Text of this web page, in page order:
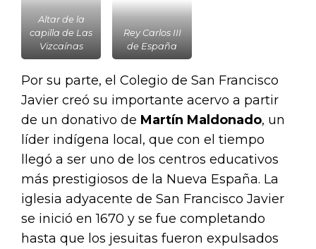
Altar de la
capilla de Las
Vizcaínas
Rey Carlos III
de España
Por su parte, el Colegio de San Francisco
Javier creó su importante acervo a partir
de un donativo de Martín Maldonado, un
líder indígena local, que con el tiempo
llegó a ser uno de los centros educativos
más prestigiosos de la Nueva España. La
iglesia adyacente de San Francisco Javier
se inició en 1670 y se fue completando
hasta que los jesuitas fueron expulsados